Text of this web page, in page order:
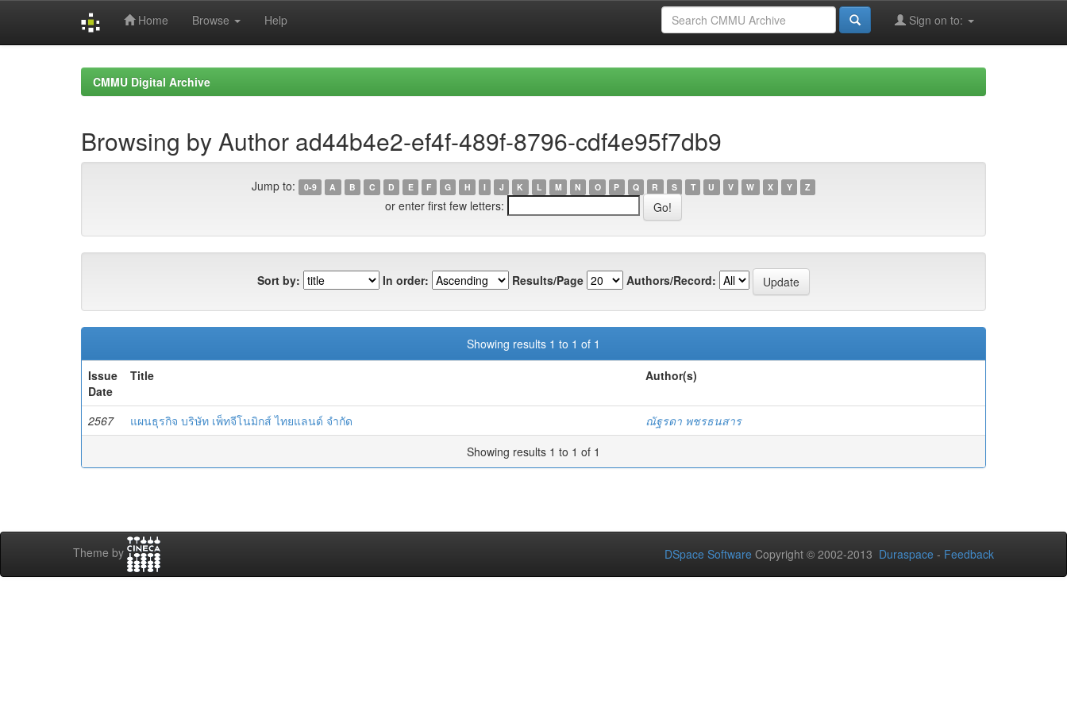
Home Browse Help Sign on to:
CMMU Digital Archive
Browsing by Author ad44b4e2-ef4f-489f-8796-cdf4e95f7db9
Jump to: 0-9 A B C D E F G H I J K L M N O P Q R S T U V W X Y Z
or enter first few letters:
Sort by: In order: Results/Page Authors/Record:
Showing results 1 to 1 of 1
Issue
Date
Title Author(s)
2567 แผนธุรกิจ บริษัท เพ็ทจีโนมิกส์ ไทยแลนด์ จำกัด
ณัฐรดา พชรธนสาร
Showing results 1 to 1 of 1
Theme by DSpace Software Copyright © 2002-2013 Duraspace - Feedback